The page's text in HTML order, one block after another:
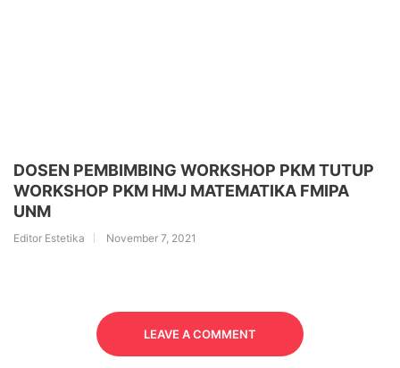
DOSEN PEMBIMBING WORKSHOP PKM TUTUP
WORKSHOP PKM HMJ MATEMATIKA FMIPA
UNM
Editor Estetika November 7, 2021
LEAVE A COMMENT